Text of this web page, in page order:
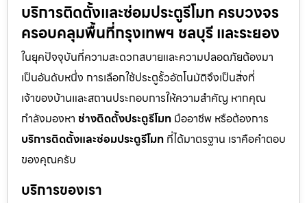
บริการติดตั้งและซ่อมประตูรีโมท ครบวงจร
ครอบคลุมพื้นที่กรุงเทพฯ ชลบุรี และระยอง
ในยุคปัจจุบันที่ความสะดวกสบายและความปลอดภัยต้องมา
เป็นอันดับหนึ่ง การเลือกใช้ประตูรั้วอัตโนมัติจึงเป็นสิ่งที่
เจ้าของบ้านและสถานประกอบการให้ความสำคัญ หากคุณ
กำลังมองหา ช่างติดตั้งประตูรีโมท มืออาชีพ หรือต้องการ
บริการติดตั้งและซ่อมประตูรีโมท ที่ได้มาตรฐาน เราคือคำตอบ
ของคุณครับ
บริการของเรา